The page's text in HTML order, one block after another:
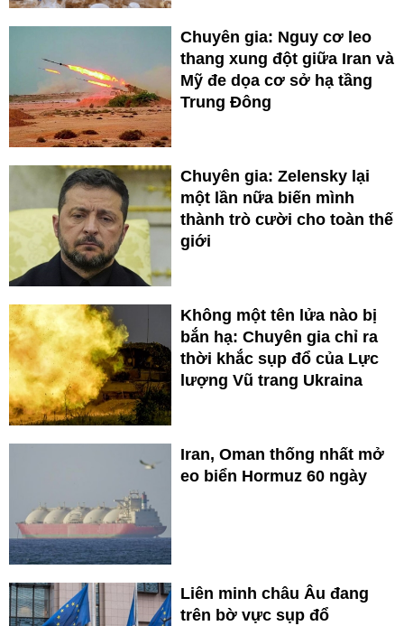
Chuyên gia: Nguy cơ leo
thang xung đột giữa Iran và
Mỹ đe dọa cơ sở hạ tầng
Trung Đông
Chuyên gia: Zelensky lại
một lần nữa biến mình
thành trò cười cho toàn thế
giới
Không một tên lửa nào bị
bắn hạ: Chuyên gia chỉ ra
thời khắc sụp đổ của Lực
lượng Vũ trang Ukraina
Iran, Oman thống nhất mở
eo biển Hormuz 60 ngày
Liên minh châu Âu đang
trên bờ vực sụp đổ